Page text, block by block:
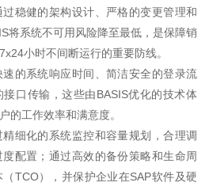
稳健的架构设计、严格的变更管理和
将系统不可用风险降至最低，是保障销
小时不间断运行的重要防线。
的系统响应时间、简洁安全的登录流
口传输，这些由BASIS优化的技术体
的工作效率和满意度。
细化的系统监控和容量规划，合理调
配置；通过高效的备份策略和生命周
TCO），并保护企业在SAP软件及硬